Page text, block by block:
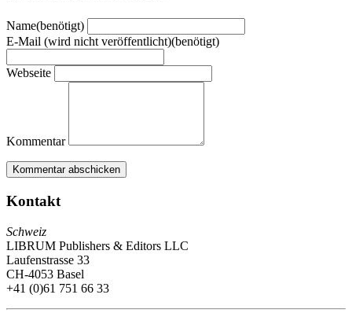
Name(benötigt)
E-Mail (wird nicht veröffentlicht)(benötigt)
Webseite
Kommentar
Kontakt
Schweiz
LIBRUM Publishers & Editors LLC
Laufenstrasse 33
CH-4053 Basel
+41 (0)61 751 66 33